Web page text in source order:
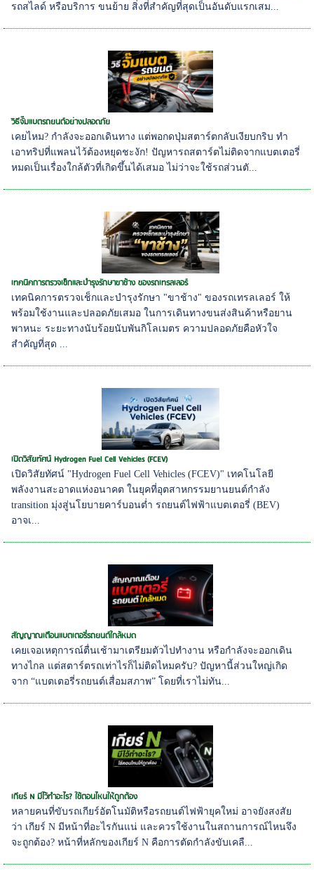
รถสไลด์ หรือบริการ ขนย้าย สิ่งที่สำคัญที่สุดเป็นอันดับแรกเสม...
วิธีจั๊มแบตรถยนต์อย่างปลอดภัย
เคยไหม? กำลังจะออกเดินทาง แต่พอกดปุ่มสตาร์ตกลับเงียบกริบ ทำ
เอาทริปที่แพลนไว้ต้องหยุดชะงัก! ปัญหารถสตาร์ตไม่ติดจากแบตเตอรี่
หมดเป็นเรื่องใกล้ตัวที่เกิดขึ้นได้เสมอ ไม่ว่าจะใช้รถส่วนตั...
เทคนิคการตรวจเช็กและบำรุงรักษาขาช้าง ของรถเทรลเลอร์
เทคนิคการตรวจเช็กและบำรุงรักษา "ขาช้าง" ของรถเทรลเลอร์ ให้
พร้อมใช้งานและปลอดภัยเสมอ ในการเดินทางขนส่งสินค้าหรือยาน
พาหนะ ระยะทางนับร้อยนับพันกิโลเมตร ความปลอดภัยคือหัวใจ
สำคัญที่สุด ...
เปิดวิสัยทัศน์ Hydrogen Fuel Cell Vehicles (FCEV)
เปิดวิสัยทัศน์ "Hydrogen Fuel Cell Vehicles (FCEV)" เทคโนโลยี
พลังงานสะอาดแห่งอนาคต ในยุคที่อุตสาหกรรมยานยนต์กำลัง
transition มุ่งสู่นโยบายคาร์บอนต่ำ รถยนต์ไฟฟ้าแบตเตอรี่ (BEV)
อาจเ...
สัญญาณเตือนแบตเตอรี่รถยนต์ใกล้หมด
เคยเจอเหตุการณ์ตื่นเช้ามาเตรียมตัวไปทำงาน หรือกำลังจะออกเดิน
ทางไกล แต่สตาร์ตรถเท่าไรก็ไม่ติดไหมครับ? ปัญหานี้ส่วนใหญ่เกิด
จาก “แบตเตอรี่รถยนต์เสื่อมสภาพ” โดยที่เราไม่ทัน...
เกียร์ N มีไว้ทำอะไร? ใช้ตอนไหนให้ถูกต้อง
หลายคนที่ขับรถเกียร์อัตโนมัติหรือรถยนต์ไฟฟ้ายุคใหม่ อาจยังสงสัย
ว่า เกียร์ N มีหน้าที่อะไรกันแน่ และควรใช้งานในสถานการณ์ไหนจึง
จะถูกต้อง? หน้าที่หลักของเกียร์ N คือการตัดกำลังขับเคลื...